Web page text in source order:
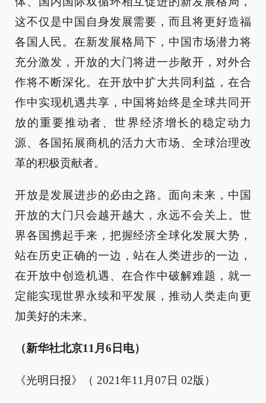
这不仅是中国自身发展需要，而且将更好造福
各国人民。在新发展格局下，中国市场潜力将
充分激发，开放的大门将进一步敞开，对外合
作将不断深化。在开放中扩大共同利益，在合
作中实现机遇共享，中国将始终是全球共同开
放的重要推动者、世界经济增长的稳定动力
源、各国拓展商机的活力大市场、全球治理改
革的积极贡献者。
开放是发展进步的必由之路。面向未来，中国
开放的大门只会越开越大，永远不会关上。世
界各国携起手来，把握经济全球化发展大势，
站在历史正确的一边，站在人类进步的一边，
在开放中创造机遇、在合作中破解难题，就一
定能实现世界永续和平发展，推动人类走向更
加美好的未来。
（新华社北京11月6日电）
《光明日报》（ 2021年11月07日 02版）